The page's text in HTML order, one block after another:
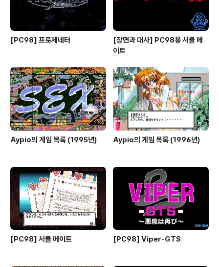
[PC98] 프로제네터
[장면과 대사] PC98용 서클 메
이트
Aypio의 게임 목록 (1995년) Aypio의 게임 목록 (1996년)
[PC98] 서클 메이트 [PC98] Viper-GTS